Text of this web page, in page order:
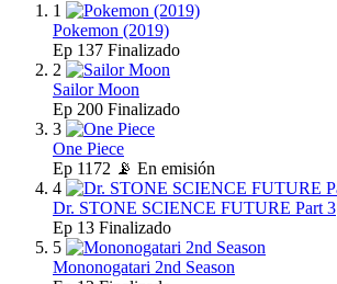
1
Pokemon (2019)
Ep 137 Finalizado
2
Sailor Moon
Ep 200 Finalizado
3
One Piece
Ep 1172 📡 En emisión
4
Dr. STONE SCIENCE FUTURE Part 3
Ep 13 Finalizado
5
Mononogatari 2nd Season